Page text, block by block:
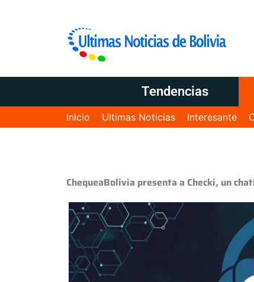
Tendencias
Inicio Ultimas Noticias Interesante
ChequeaBolivia presenta a Checki, un